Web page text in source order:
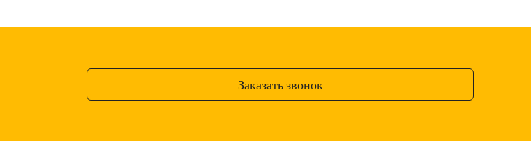
Заказать звонок